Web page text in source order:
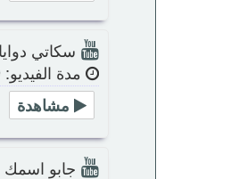
سكاتي دوايا
مدة الفيديو: 4:29
مشاهدة
جابو اسمك